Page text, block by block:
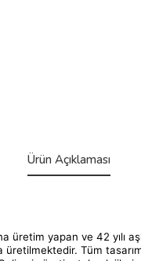
Ürün Açıklaması
üretim yapan ve 42
Tüm